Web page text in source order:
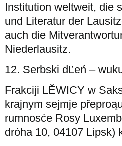
Institution weltweit, die
und Literatur der
auch die
Niederlausitz.
12. Serbski dĽeń –
Frakciji LĚWICY w
krajnym sejmje
rumnosće Rosy
dróha 10, 04107 Lipsk)